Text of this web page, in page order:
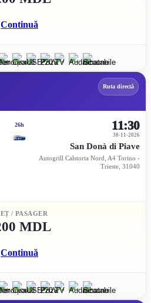
Continuă
Ruta directă
26h
30-11-2026
11:30
San Donà di Piave
Autogrill Calstorta Nord, A4 Torino -
Trieste, 31040
/ PASAGER
MDL
Continuă